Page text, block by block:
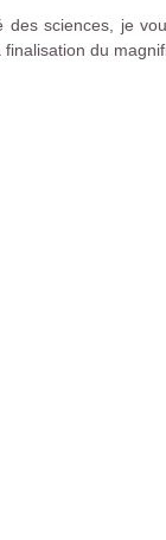
sciences, je
du